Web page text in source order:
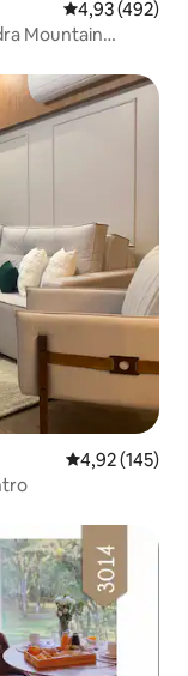
4,93 de uma
4,93 (492)
Mountain
4,92 de uma
4,92 (145)